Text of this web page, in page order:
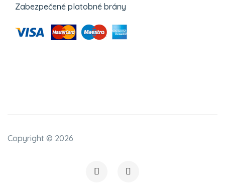
Zabezpečené platobné brány
Copyright © 2026